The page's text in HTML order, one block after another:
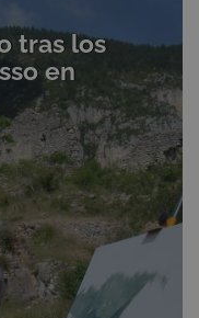
tras los
en